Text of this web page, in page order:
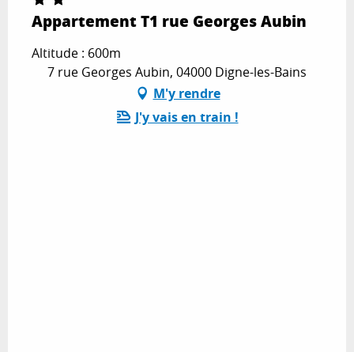
Appartement T1 rue Georges Aubin
Altitude : 600m
7 rue Georges Aubin, 04000 Digne-les-Bains
M'y rendre
J'y vais en train !